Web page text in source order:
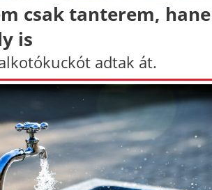
csak tanterem,
is
adtak át.